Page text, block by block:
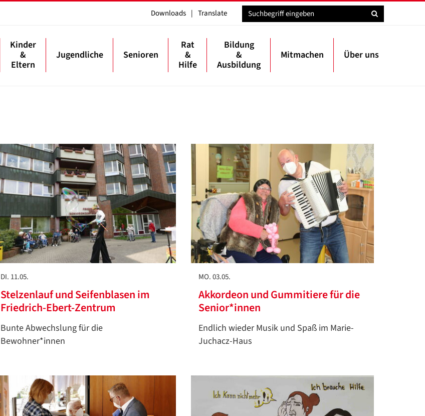
Downloads | Translate
Kinder
&
Eltern
Jugendliche Senioren
Rat
&
Hilfe
Bildung
&
Ausbildung
Mitmachen Über uns
DI. 11.05.
Stelzenlauf und Seifenblasen im
Friedrich-Ebert-Zentrum
Bunte Abwechslung für die
Bewohner*innen
MO. 03.05.
Akkordeon und Gummitiere für die
Senior*innen
Endlich wieder Musik und Spaß im Marie-
Juchacz-Haus